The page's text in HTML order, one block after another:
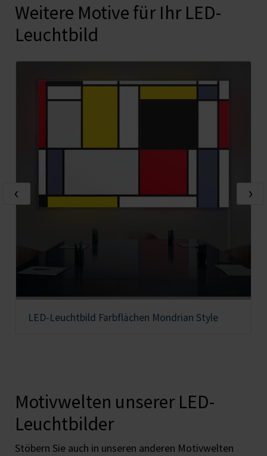
Weitere Motive für Ihr LED-
Leuchtbild
LED-Leuchtbild Farbflächen Mondrian Style
‹ ›
Motivwelten unserer LED-
Leuchtbilder
Stöbern Sie auch in unseren anderen Motivwelten